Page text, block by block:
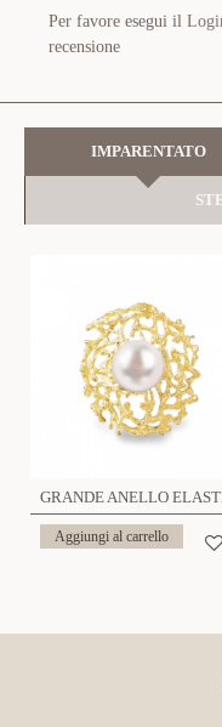
Per favore esegui il
recensione
IMPARENTATO
Aggiungi al carrello